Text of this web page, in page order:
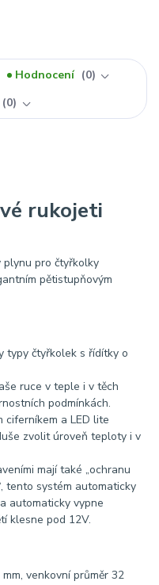
Hodnocení
0
0
rukojeti
plynu pro čtyřkolky
pětistupňovým
typy čtyřkolek s řídítky o
ruce v teple i v těch
podmínkách.
ciferníkem a LED lite
zvolit úroveň teploty i v
mají také „ochranu
tento systém automaticky
automaticky vypne
klesne pod 12V.
venkovní průměr 32